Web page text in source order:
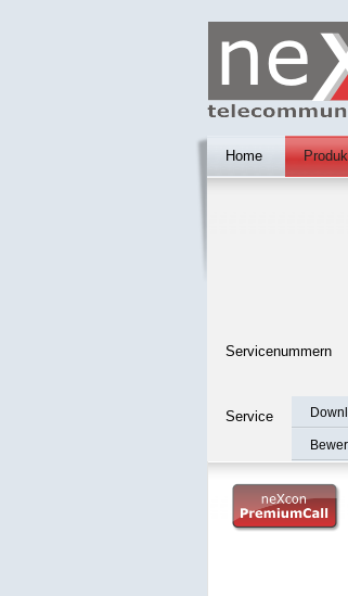
Home
Servicenummern
Service